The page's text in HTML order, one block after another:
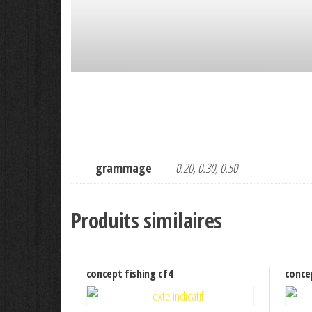
grammage 0.20, 0.30, 0.50
Produits similaires
concept fishing cf4